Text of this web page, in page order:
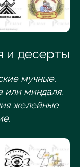
и десерты
мучные,
или миндаля.
желейные